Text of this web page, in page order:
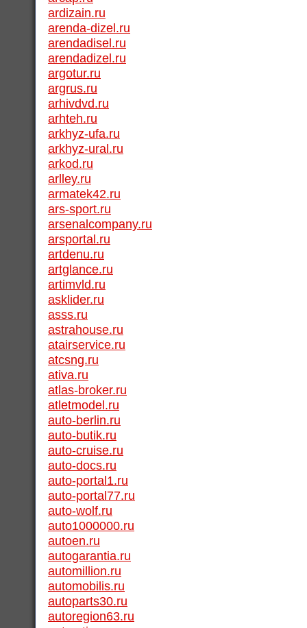
ardizain.ru
arenda-dizel.ru
arendadisel.ru
arendadizel.ru
argotur.ru
argrus.ru
arhivdvd.ru
arhteh.ru
arkhyz-ufa.ru
arkhyz-ural.ru
arkod.ru
arlley.ru
armatek42.ru
ars-sport.ru
arsenalcompany.ru
arsportal.ru
artdenu.ru
artglance.ru
artimvld.ru
asklider.ru
asss.ru
astrahouse.ru
atairservice.ru
atcsng.ru
ativa.ru
atlas-broker.ru
atletmodel.ru
auto-berlin.ru
auto-butik.ru
auto-cruise.ru
auto-docs.ru
auto-portal1.ru
auto-portal77.ru
auto-wolf.ru
auto1000000.ru
autoen.ru
autogarantia.ru
automillion.ru
automobilis.ru
autoparts30.ru
autoregion63.ru